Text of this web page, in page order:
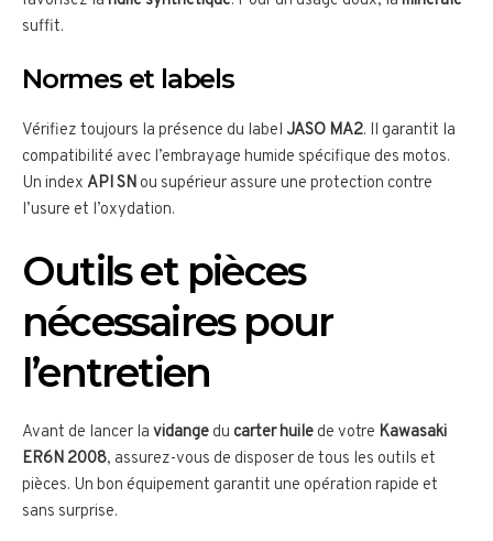
suffit.
Normes et labels
Vérifiez toujours la présence du label JASO MA2. Il garantit la
compatibilité avec l’embrayage humide spécifique des motos.
Un index API SN ou supérieur assure une protection contre
l’usure et l’oxydation.
Outils et pièces
nécessaires pour
l’entretien
Avant de lancer la vidange du carter huile de votre Kawasaki
ER6N 2008, assurez-vous de disposer de tous les outils et
pièces. Un bon équipement garantit une opération rapide et
sans surprise.